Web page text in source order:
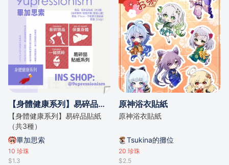
【身體健康系列】易碎品貼紙（共3種）
【身體健康系列】易碎品貼紙
（共3種）
畢加思索
10 珍珠
$1.3
原神浴衣貼紙
原神浴衣貼紙
Tsukina的攤位
20 珍珠
$2.5